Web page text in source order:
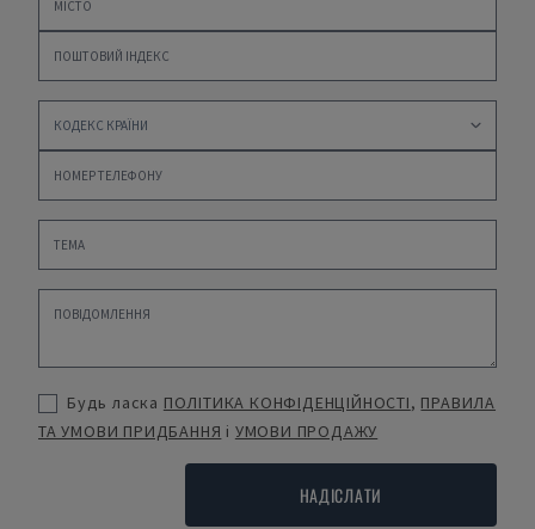
Будь ласка ПОЛІТИКА КОНФІДЕНЦІЙНОСТІ, ПРАВИЛА
ТА УМОВИ ПРИДБАННЯ і УМОВИ ПРОДАЖУ
НАДІСЛАТИ